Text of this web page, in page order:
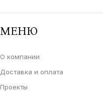
МЕНЮ
О компании
Доставка и оплата
Проекты